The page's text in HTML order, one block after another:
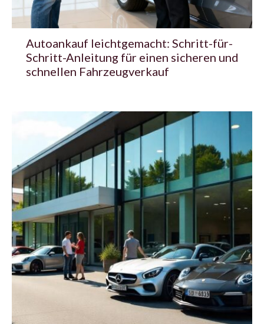
Autoankauf leichtgemacht: Schritt-für-
Schritt-Anleitung für einen sicheren und
schnellen Fahrzeugverkauf